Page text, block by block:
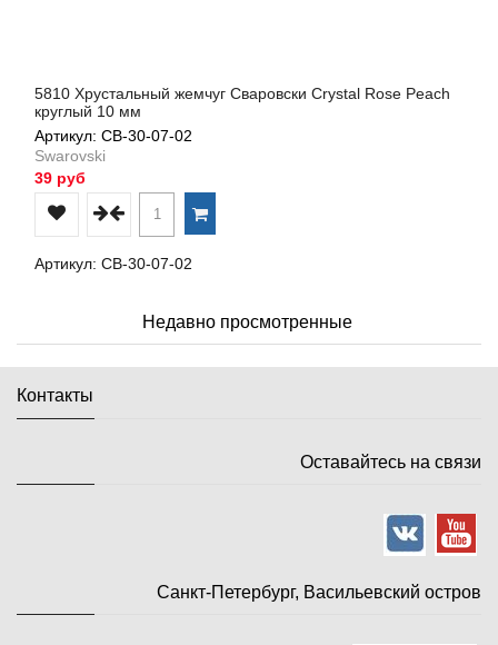
5810 Хрустальный жемчуг Сваровски Crystal Rose Peach
круглый 10 мм
Артикул: СВ-30-07-02
Swarovski
39 руб
Артикул: СВ-30-07-02
Недавно просмотренные
Контакты
Оставайтесь на связи
Санкт-Петербург, Васильевский остров